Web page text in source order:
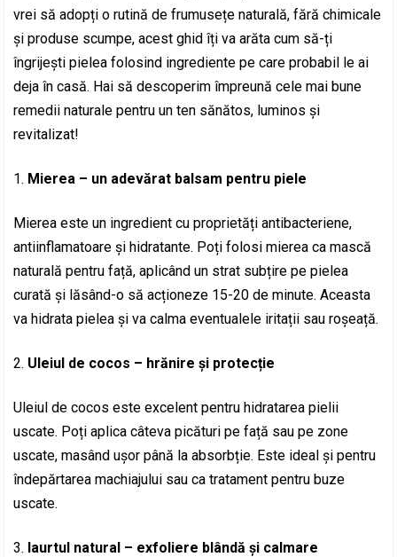
vrei să adopți o rutină de frumusețe naturală, fără chimicale
și produse scumpe, acest ghid îți va arăta cum să-ți
îngrijești pielea folosind ingrediente pe care probabil le ai
deja în casă. Hai să descoperim împreună cele mai bune
remedii naturale pentru un ten sănătos, luminos și
revitalizat!
Mierea – un adevărat balsam pentru piele
Mierea este un ingredient cu proprietăți antibacteriene,
antiinflamatoare și hidratante. Poți folosi mierea ca mască
naturală pentru față, aplicând un strat subțire pe pielea
curată și lăsând-o să acționeze 15-20 de minute. Aceasta
va hidrata pielea și va calma eventualele iritații sau roșeață.
Uleiul de cocos – hrănire și protecție
Uleiul de cocos este excelent pentru hidratarea pielii
uscate. Poți aplica câteva picături pe față sau pe zone
uscate, masând ușor până la absorbție. Este ideal și pentru
îndepărtarea machiajului sau ca tratament pentru buze
uscate.
Iaurtul natural – exfoliere blândă și calmare